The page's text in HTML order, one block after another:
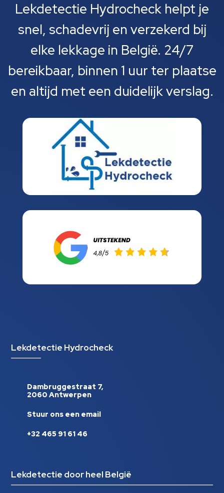
Lekdetectie Hydrocheck helpt je
snel, schadevrij en verzekerd bij
elke lekkage in België. 24/7
bereikbaar, binnen 1 uur ter plaatse
en altijd met een duidelijk verslag.
Lekdetectie Hydrocheck
Dambruggestraat 7,
2060 Antwerpen
Stuur ons een email
+32 465 91 61 46
Lekdetectie door heel België